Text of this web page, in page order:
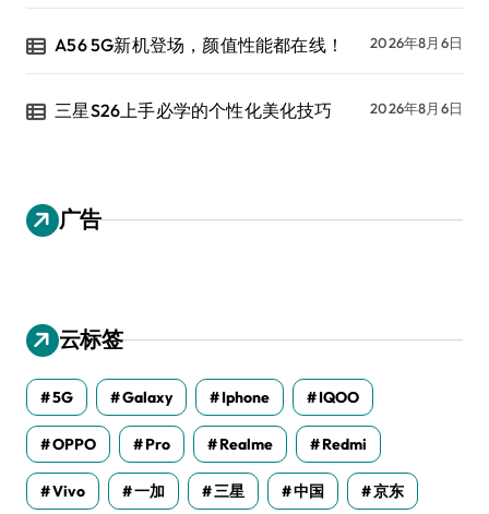
A56 5G新机登场，颜值性能都在线！ 2026年8月6日
三星S26上手必学的个性化美化技巧 2026年8月6日
广告
云标签
5G Galaxy Iphone IQOO
OPPO Pro Realme Redmi
Vivo 一加 三星 中国 京东